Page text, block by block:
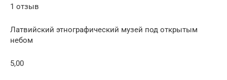
1 отзыв
Латвийский этнографический музей под открытым
небом
5,00